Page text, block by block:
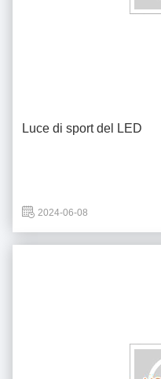
Luce di sport del LED
2024-06-08